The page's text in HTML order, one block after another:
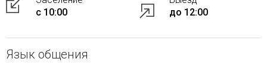
с 10:00
до 12:00
Язык общения